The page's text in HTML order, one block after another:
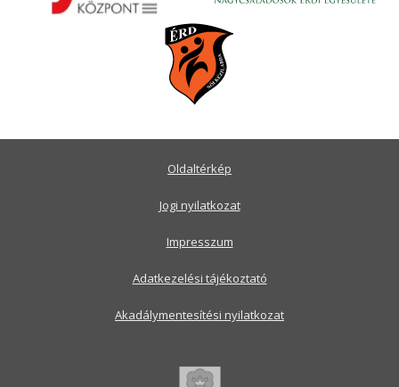
Oldaltérkép
Jogi nyilatkozat
Impresszum
Adatkezelési tájékoztató
Akadálymentesítési nyilatkozat